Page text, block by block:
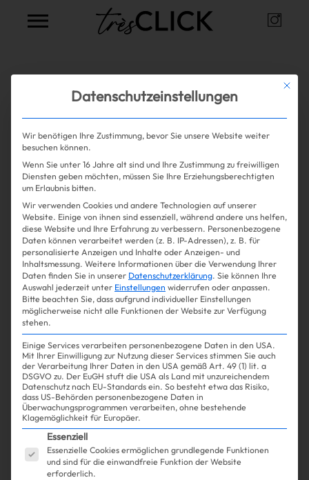
Shopping
Gossip
Experience
Win Win
Alle Artikel zum Themapony
Shopping Beauty| 11.11.2024
Bella Hadid hat jetzt passend zu
ihrer Horse-Era auch noch ein
Pony
Mehr lesen
Mit
Datenschutzeinstellungen
Wir benötigen Ihre Zustimmung, bevor Sie unsere Website weiter
besuchen können.
Wenn Sie unter 16 Jahre alt sind und Ihre Zustimmung zu freiwilligen
Diensten geben möchten, müssen Sie Ihre Erziehungsberechtigten
um Erlaubnis bitten.
Wir verwenden Cookies und andere Technologien auf unserer
Website. Einige von ihnen sind essenziell, während andere uns helfen,
diese Website und Ihre Erfahrung zu verbessern. Personenbezogene
Daten können verarbeitet werden (z. B. IP-Adressen), z. B. für
personalisierte Anzeigen und Inhalte oder Anzeigen- und
Inhaltsmessung. Weitere Informationen über die Verwendung Ihrer
Daten finden Sie in unserer Datenschutzerklärung. Sie können Ihre
Auswahl jederzeit unter Einstellungen widerrufen oder anpassen.
Bitte beachten Sie, dass aufgrund individueller Einstellungen
möglicherweise nicht alle Funktionen der Website zur Verfügung
stehen.
Einige Services verarbeiten personenbezogene Daten in den USA.
Mit Ihrer Einwilligung zur Nutzung dieser Services stimmen Sie auch
der Verarbeitung Ihrer Daten in den USA gemäß Art. 49 (1) lit. a
DSGVO zu. Der EuGH stuft die USA als Land mit unzureichendem
Datenschutz nach EU-Standards ein. So besteht etwa das Risiko,
dass US-Behörden personenbezogene Daten in
Überwachungsprogrammen verarbeiten, ohne bestehende
Klagemöglichkeit für Europäer.
Es folgt eine Liste der Service-Gruppen, für die
Essenziell
Essenzielle Cookies ermöglichen grundlegende Funktionen
und sind für die einwandfreie Funktion der Website
erforderlich.